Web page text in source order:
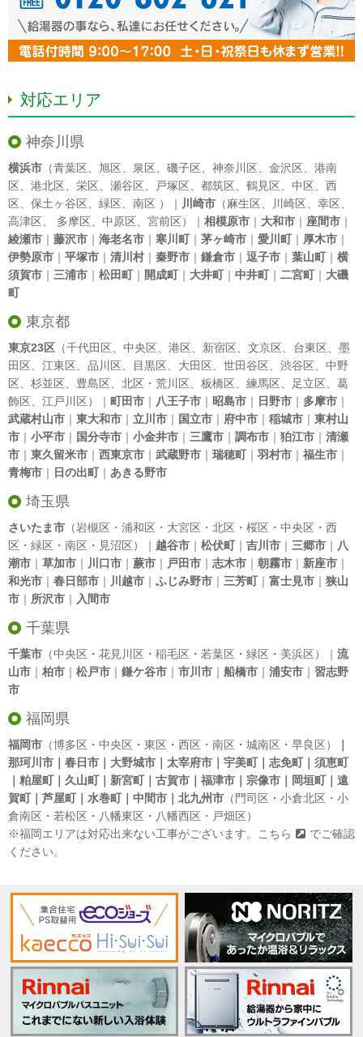
対応エリア
神奈川県
横浜市 （青葉区 旭区 泉区 磯子区 神奈川区 金沢区
港南
区
港北区 栄区 瀬谷区 戸塚区 都筑区 鶴見区 中区
西
区
保土ヶ谷区 緑区 南区 ）｜ 川崎市 （麻生区 川崎区 幸区
高津区
多摩区 中原区 宮前区）｜ 相模原市 ｜ 大和市 ｜ 座間市 ｜
綾瀬市 ｜ 藤沢市 ｜ 海老名市 ｜ 寒川町｜ 茅ヶ崎市 ｜ 愛川町｜ 厚木市 ｜
伊勢原市 ｜ 平塚市 ｜ 清川村｜ 秦野市 ｜ 鎌倉市 ｜ 逗子市 ｜ 葉山町｜ 横
須賀市 ｜ 三浦市 ｜ 松田町｜ 開成町｜ 大井町｜ 中井町｜ 二宮町｜ 大磯
町
東京都
東京23区 （千代田区 中央区 港区 新宿区 文京区 台東区
墨
田区
江東区 品川区 目黒区 大田区 世田谷区 渋谷区
中野
区
杉並区 豊島区 北区 ・ 荒川区 板橋区 練馬区 足立区
葛
飾区
江戸川区）｜ 町田市 ｜ 八王子市 ｜ 昭島市 ｜ 日野市 ｜ 多摩市 ｜
武蔵村山市 ｜ 東大和市 ｜ 立川市 ｜ 国立市 ｜ 府中市 ｜ 稲城市 ｜ 東村山
市 ｜ 小平市 ｜ 国分寺市 ｜ 小金井市 ｜ 三鷹市 ｜ 調布市 ｜ 狛江市 ｜ 清瀬
市 ｜ 東久留米市 ｜ 西東京市 ｜ 武蔵野市 ｜ 瑞穂町｜ 羽村市 ｜ 福生市 ｜
青梅市 ｜ 日の出町｜ あきる野市
埼玉県
さいたま市 （岩槻区・浦和区・大宮区・北区・桜区・中央区・西
区・緑区・南区・見沼区）｜ 越谷市 ｜ 松伏町｜ 吉川市 ｜ 三郷市 ｜ 八
潮市 ｜ 草加市 ｜ 川口市 ｜ 蕨市 ｜ 戸田市 ｜ 志木市 ｜ 朝霧市 ｜ 新座市 ｜
和光市 ｜ 春日部市 ｜ 川越市 ｜ ふじみ野市 ｜ 三芳町｜ 富士見市 ｜ 狭山
市 ｜ 所沢市 ｜ 入間市
千葉県
千葉市 （中央区・花見川区・稲毛区・若葉区・緑区・美浜区）｜ 流
山市 ｜ 柏市 ｜ 松戸市 ｜ 鎌ケ谷市 ｜ 市川市 ｜ 船橋市 ｜ 浦安市 ｜ 習志野
市
福岡県
福岡市 （博多区・中央区・東区・西区・南区・城南区・早良区）
｜
那珂川市｜春日市｜大野城市｜太宰府市｜宇美町｜志免町｜須恵町
｜粕屋町｜久山町｜新宮町｜古賀市｜福津市｜宗像市｜岡垣町｜遠
賀町｜芦屋町｜水巻町｜中間市｜北九州市 （門司区・小倉北区・小
倉南区・若松区・八幡東区・八幡西区・戸畑区）
※福岡エリアは対応出来ない工事がございます。
こちら
でご確認
ください。